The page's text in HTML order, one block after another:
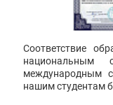
Соответствие
международным
нашим студентам